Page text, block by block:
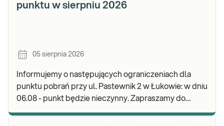
punktu w sierpniu 2026
05 sierpnia 2026
Informujemy o następujących ograniczeniach dla
punktu pobrań przy ul. Pastewnik 2 w Łukowie: w dniu
06.08 - punkt będzie nieczynny. Zapraszamy do